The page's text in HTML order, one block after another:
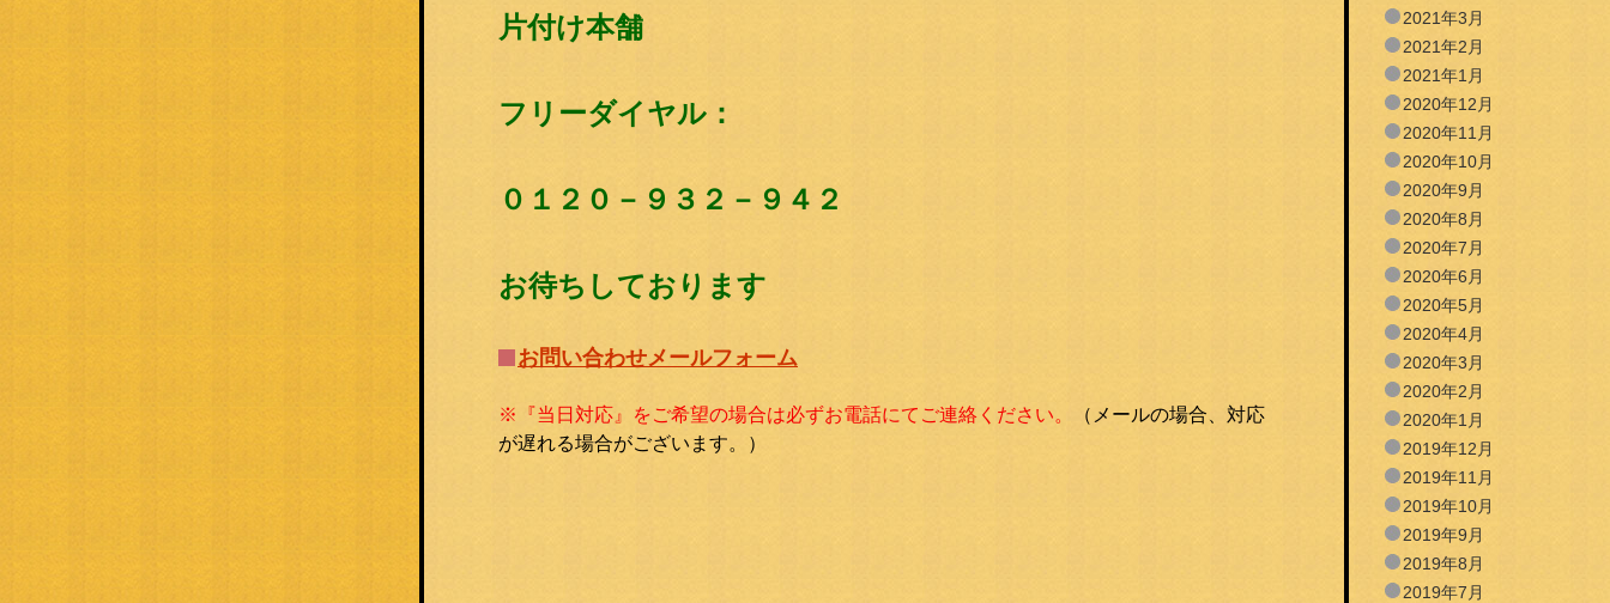
片付け本舗
フリーダイヤル：
０１２０－９３２－９４２
お待ちしております
お問い合わせメールフォーム
※『当日対応』をご希望の場合は必ずお電話にてご連絡ください。
（メールの場合、対応
が遅れる場合がございます。）
2021年3月
2021年2月
2021年1月
2020年12月
2020年11月
2020年10月
2020年9月
2020年8月
2020年7月
2020年6月
2020年5月
2020年4月
2020年3月
2020年2月
2020年1月
2019年12月
2019年11月
2019年10月
2019年9月
2019年8月
2019年7月